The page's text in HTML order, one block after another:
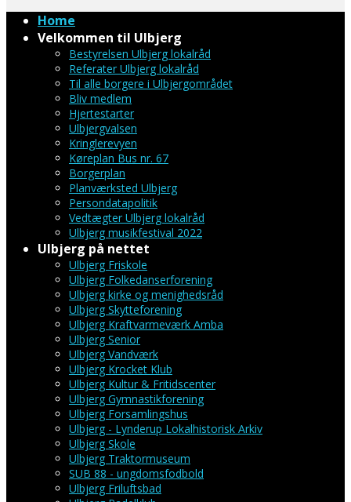
Home
Velkommen til Ulbjerg
Bestyrelsen Ulbjerg lokalråd
Referater Ulbjerg lokalråd
Til alle borgere i Ulbjergområdet
Bliv medlem
Hjertestarter
Ulbjergvalsen
Kringlerevyen
Køreplan Bus nr. 67
Borgerplan
Planværksted Ulbjerg
Persondatapolitik
Vedtægter Ulbjerg lokalråd
Ulbjerg musikfestival 2022
Ulbjerg på nettet
Ulbjerg Friskole
Ulbjerg Folkedanserforening
Ulbjerg kirke og menighedsråd
Ulbjerg Skytteforening
Ulbjerg Kraftvarmeværk Amba
Ulbjerg Senior
Ulbjerg Vandværk
Ulbjerg Krocket Klub
Ulbjerg Kultur & Fritidscenter
Ulbjerg Gymnastikforening
Ulbjerg Forsamlingshus
Ulbjerg - Lynderup Lokalhistorisk Arkiv
Ulbjerg Skole
Ulbjerg Traktormuseum
SUB 88 - ungdomsfodbold
Ulbjerg Friluftsbad